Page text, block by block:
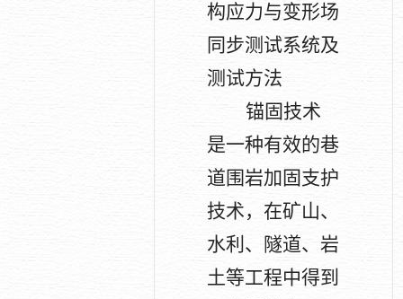
构应力与变形场
同步测试系统及
测试方法
锚固技术
是一种有效的巷
道围岩加固支护
技术，在矿山、
水利、隧道、岩
土等工程中得到